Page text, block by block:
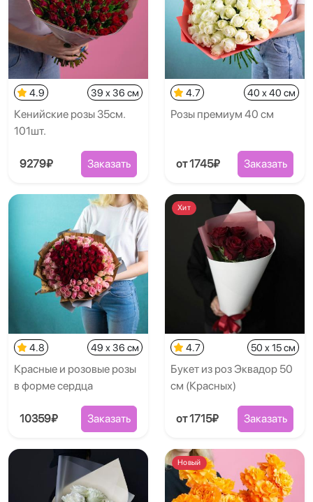
4.9 39 x 36 см
Кенийские розы 35см.
101шт.
9279₽ Заказать
4.7 40 x 40 см
Розы премиум 40 см
от 1745₽ Заказать
4.8 49 x 36 см
Красные и розовые розы
в форме сердца
10359₽ Заказать
Хит
4.7 50 x 15 см
Букет из роз Эквадор 50
см (Красных)
от 1715₽ Заказать
Новый